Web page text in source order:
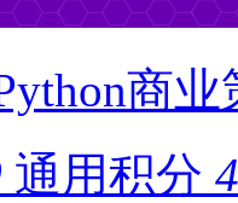
商
通用积分 4